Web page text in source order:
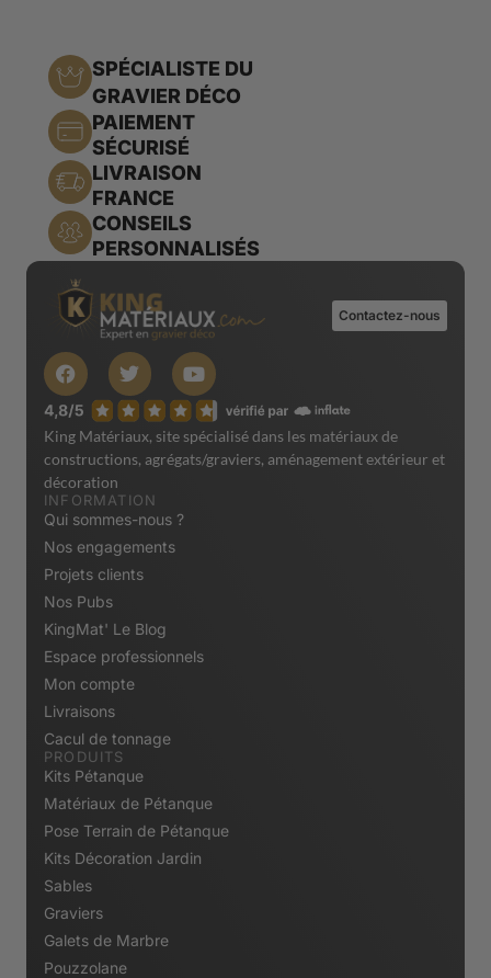
SPÉCIALISTE DU
GRAVIER DÉCO
PAIEMENT
SÉCURISÉ
LIVRAISON
FRANCE
CONSEILS
PERSONNALISÉS
Contactez-nous
King Matériaux, site spécialisé dans les matériaux de
constructions, agrégats/graviers, aménagement extérieur et
décoration
INFORMATION
Qui sommes-nous ?
Nos engagements
Projets clients
Nos Pubs
KingMat' Le Blog
Espace professionnels
Mon compte
Livraisons
Cacul de tonnage
PRODUITS
Kits Pétanque
Matériaux de Pétanque
Pose Terrain de Pétanque
Kits Décoration Jardin
Sables
Graviers
Galets de Marbre
Pouzzolane